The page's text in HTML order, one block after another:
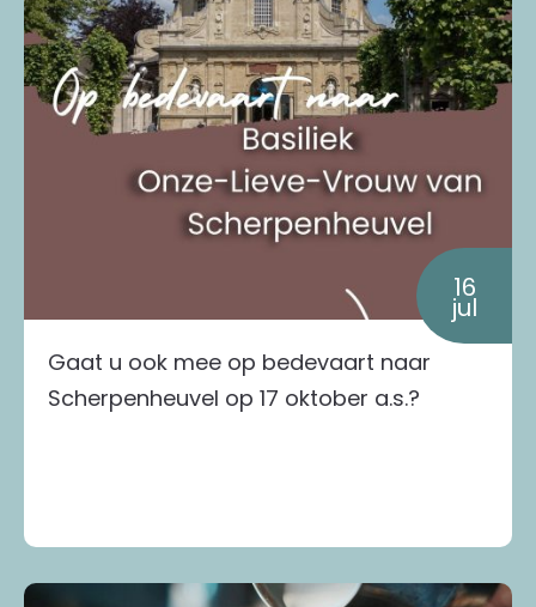
16
jul
Gaat u ook mee op bedevaart naar
Scherpenheuvel op 17 oktober a.s.?